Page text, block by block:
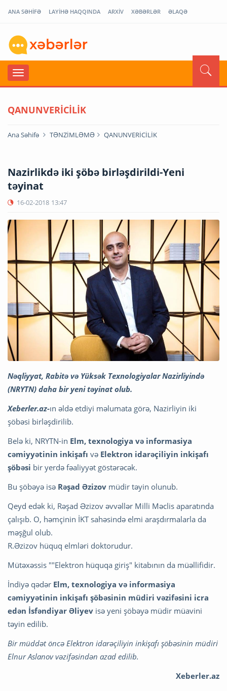
ANA SƏHİFƏ LAYİHƏ HAQQINDA ARXİV XƏBƏRLƏR ƏLAQƏ
QANUNVERİCİLİK
Ana Səhifə TƏNZİMLƏMƏ QANUNVERİCİLİK
Nazirlikdə iki şöbə birləşdirildi-Yeni
təyinat
16-02-2018 13:47
Nəqliyyat, Rabitə və Yüksək Texnologiyalar Nazirliyində
(NRYTN) daha bir yeni təyinat olub.
Xeberler.az-ın əldə etdiyi məlumata görə, Nazirliyin iki
şöbəsi birləşdirilib.
Belə ki, NRYTN-in Elm, texnologiya və informasiya
cəmiyyətinin inkişafı və Elektron idarəçiliyin inkişafı
şöbəsi bir yerdə fəaliyyət göstərəcək.
Bu şöbəyə isə Rəşad Əzizov müdir təyin olunub.
Qeyd edək ki, Rəşad Əzizov əvvəllər Milli Məclis aparatında
çalışıb. O, həmçinin İKT sahəsində elmi araşdırmalarla da
məşğul olub.
R.Əzizov hüquq elmləri doktorudur.
Mütəxəssis ""Elektron hüquqa giriş" kitabının da müəllifidir.
İndiyə qədər Elm, texnologiya və informasiya
cəmiyyətinin inkişafı şöbəsinin müdiri vəzifəsini icra
edən İsfəndiyar Əliyev isə yeni şöbəyə müdir müavini
təyin edilib.
Bir müddət öncə Elektron idarəçiliyin inkişafı şöbəsinin müdiri
Elnur Aslanov vəzifəsindən azad edilib.
Xeberler.az